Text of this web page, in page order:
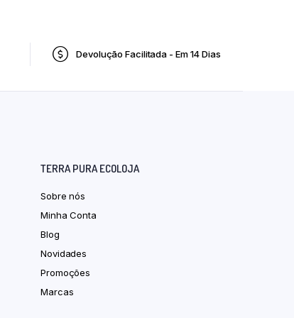
Devolução Facilitada - Em 14 Dias
TERRA PURA ECOLOJA
Sobre nós
Minha Conta
Blog
Novidades
Promoções
Marcas